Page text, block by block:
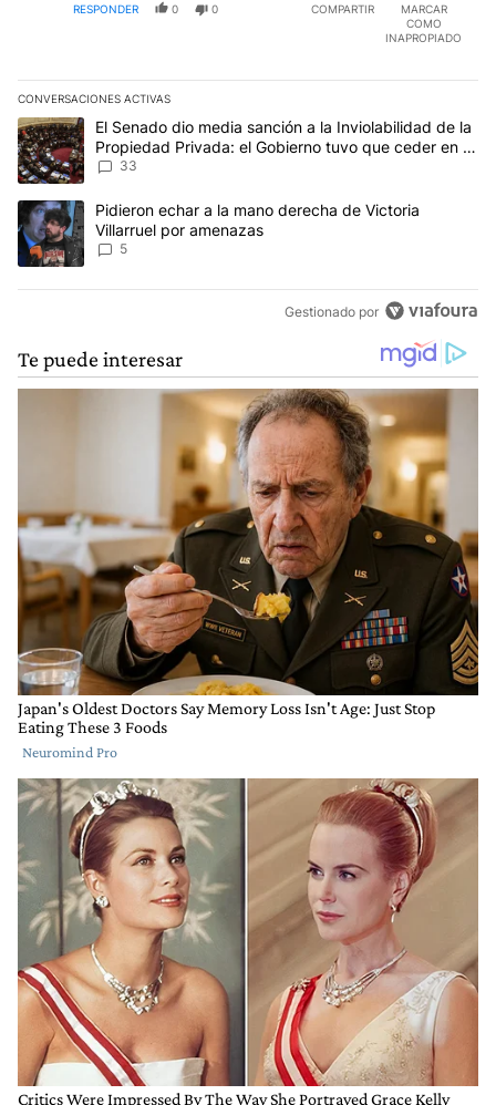
RESPONDER 0 0 COMPARTIR
MARCAR
COMO
INAPROPIADO
CONVERSACIONES ACTIVAS
Este listado muestra los artículos con más comentarios en los
Un artículo de tendencia con el título "El Senado dio media
El Senado dio media sanción a la Inviolabilidad de la
Propiedad Privada: el Gobierno tuvo que ceder en la
Ley del Manejo del Fuego
33
Un artículo de tendencia con el título "Pidieron echar a la mano
Pidieron echar a la mano derecha de Victoria
Villarruel por amenazas
5
Gestionado por